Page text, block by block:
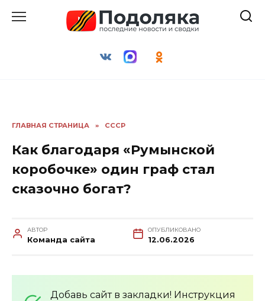
ГЛАВНАЯ СТРАНИЦА » СССР
Как благодаря «Румынской
коробочке» один граф стал
сказочно богат?
АВТОР
Команда сайта
ОПУБЛИКОВАНО
12.06.2026
Добавь сайт в закладки! Инструкция